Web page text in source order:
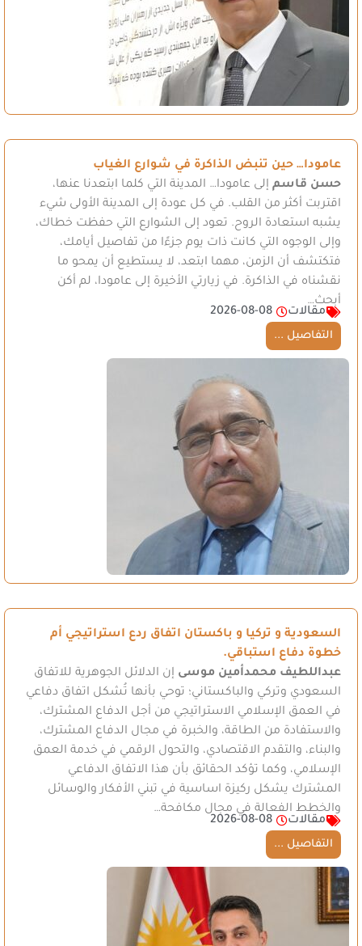
عامودا… حين تنبض الذاكرة في شوارع الغياب
حسن قاسم إلى عامودا… المدينة التي كلما ابتعدنا عنها،
اقتربت أكثر من القلب. في كل عودة إلى المدينة الأولى شيء
يشبه استعادة الروح. تعود إلى الشوارع التي حفظت خطاك،
وإلى الوجوه التي كانت ذات يوم جزءًا من تفاصيل أيامك،
فتكتشف أن الزمن، مهما ابتعد، لا يستطيع أن يمحو ما
نقشناه في الذاكرة. في زيارتي الأخيرة إلى عامودا، لم أكن
أبحث…
مقالات
2026-08-08
التفاصيل ...
السعودية و تركيا و باكستان اتفاق ردع استراتيجي أم
خطوة دفاع استباقي.
عبداللطيف محمدأمين موسى إن الدلائل الجوهرية للاتفاق
السعودي وتركي والباكستاني؛ توحي بأنها تُشكل اتفاق دفاعي
في العمق الإسلامي الاستراتيجي من أجل الدفاع المشترك،
والاستفادة من الطاقة، والخبرة في مجال الدفاع المشترك،
والبناء، والتقدم الاقتصادي، والتحول الرقمي في خدمة العمق
الإسلامي، وكما تؤكد الحقائق بأن هذا الاتفاق الدفاعي
المشترك يشكل ركيزة اساسية في تبني الأفكار والوسائل
والخطط الفعالة في مجال مكافحة…
مقالات
2026-08-08
التفاصيل ...